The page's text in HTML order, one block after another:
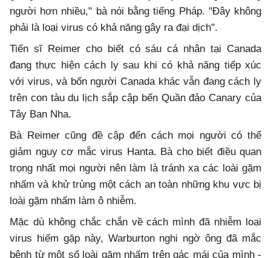
người hơn nhiều," bà nói bằng tiếng Pháp. "Đây không
phải là loại virus có khả năng gây ra đại dịch".
Tiến sĩ Reimer cho biết có sáu cá nhân tại Canada
đang thực hiện cách ly sau khi có khả năng tiếp xúc
với virus, và bốn người Canada khác vẫn đang cách ly
trên con tàu du lịch sắp cập bến Quần đảo Canary của
Tây Ban Nha.
Bà Reimer cũng đề cập đến cách mọi người có thể
giảm nguy cơ mắc virus Hanta. Bà cho biết điều quan
trọng nhất mọi người nên làm là tránh xa các loài gặm
nhấm và khử trùng một cách an toàn những khu vực bị
loài gặm nhấm làm ô nhiễm.
Mặc dù không chắc chắn về cách mình đã nhiễm loại
virus hiếm gặp này, Warburton nghi ngờ ông đã mắc
bệnh từ một số loài gặm nhấm trên gác mái của mình -